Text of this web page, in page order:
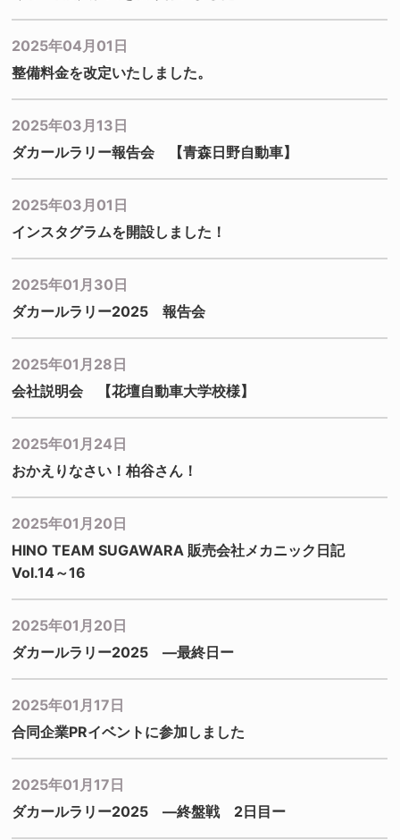
2025年04月01日
整備料金を改定いたしました。
2025年03月13日
ダカールラリー報告会 【青森日野自動車】
2025年03月01日
インスタグラムを開設しました！
2025年01月30日
ダカールラリー2025 報告会
2025年01月28日
会社説明会 【花壇自動車大学校様】
2025年01月24日
おかえりなさい！柏谷さん！
2025年01月20日
HINO TEAM SUGAWARA 販売会社メカニック日記
Vol.14～16
2025年01月20日
ダカールラリー2025 ―最終日ー
2025年01月17日
合同企業PRイベントに参加しました
2025年01月17日
ダカールラリー2025 ―終盤戦 2日目ー